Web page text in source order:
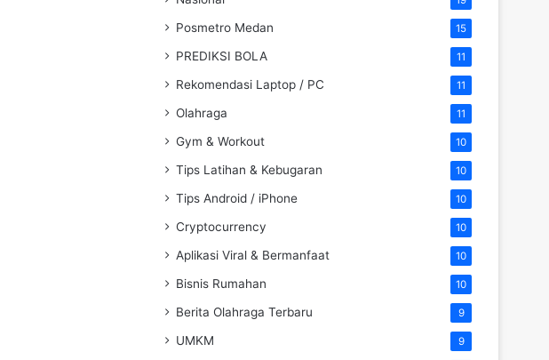
Posmetro Medan 15
PREDIKSI BOLA 11
Rekomendasi Laptop / PC 11
Olahraga 11
Gym & Workout 10
Tips Latihan & Kebugaran 10
Tips Android / iPhone 10
Cryptocurrency 10
Aplikasi Viral & Bermanfaat 10
Bisnis Rumahan 10
Berita Olahraga Terbaru 9
UMKM 9